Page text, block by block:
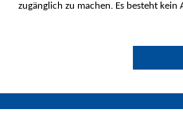
zugänglich zu machen. Es besteht